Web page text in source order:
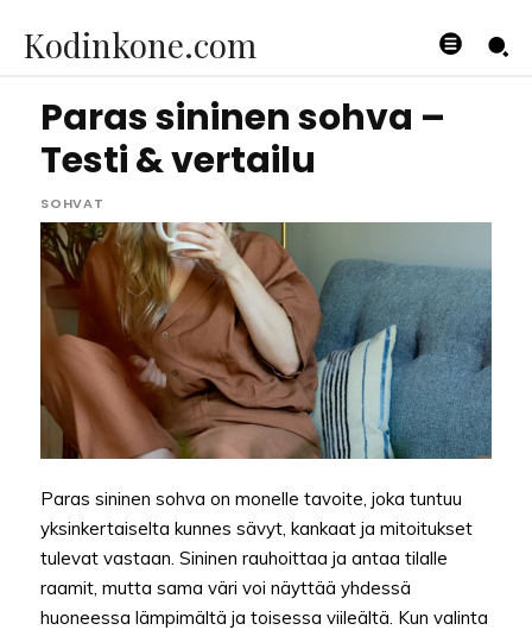
Kodinkone.com
Paras sininen sohva –
Testi & vertailu
SOHVAT
Paras sininen sohva on monelle tavoite, joka tuntuu
yksinkertaiselta kunnes sävyt, kankaat ja mitoitukset
tulevat vastaan. Sininen rauhoittaa ja antaa tilalle
raamit, mutta sama väri voi näyttää yhdessä
huoneessa lämpimältä ja toisessa viileältä. Kun valinta